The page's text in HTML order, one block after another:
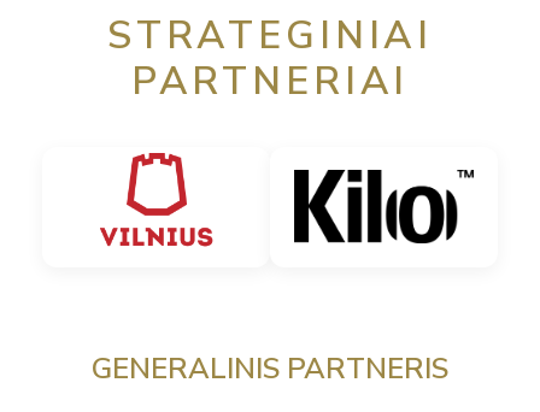
STRATEGINIAI
PARTNERIAI
GENERALINIS PARTNERIS